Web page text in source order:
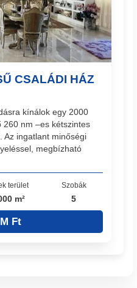
CSALÁDI HÁZ
kínálok egy 2000
260 nm –es kétszintes
Az ingatlant minőségi
megbízható
terület
m²
Szobák
5
Ft